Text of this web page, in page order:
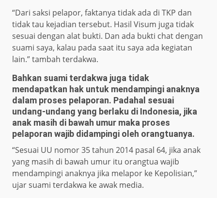
“Dari saksi pelapor, faktanya tidak ada di TKP dan
tidak tau kejadian tersebut. Hasil Visum juga tidak
sesuai dengan alat bukti. Dan ada bukti chat dengan
suami saya, kalau pada saat itu saya ada kegiatan
lain.” tambah terdakwa.
Bahkan suami terdakwa juga tidak
mendapatkan hak untuk mendampingi anaknya
dalam proses pelaporan. Padahal sesuai
undang-undang yang berlaku di Indonesia, jika
anak masih di bawah umur maka proses
pelaporan wajib didampingi oleh orangtuanya.
“Sesuai UU nomor 35 tahun 2014 pasal 64, jika anak
yang masih di bawah umur itu orangtua wajib
mendampingi anaknya jika melapor ke Kepolisian,”
ujar suami terdakwa ke awak media.